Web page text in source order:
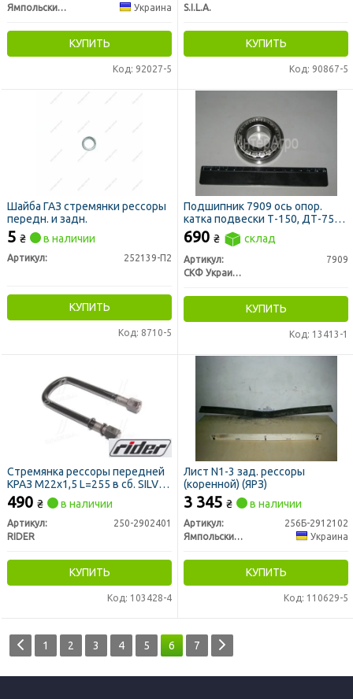
Ямпольский рессорный завод
Украина
КУПИТЬ
Код: 92027-5
S.I.L.A.
КУПИТЬ
Код: 90867-5
Шайба ГАЗ стремянки рессоры
передн. и задн.
5 ₴ в наличии
Артикул: 252139-П2
КУПИТЬ
Код: 8710-5
Подшипник 7909 ось опор.
катка подвески Т-150, ДТ-75
(LBP-SKF)
690 ₴ склад
Артикул:
7909
СКФ Украина
КУПИТЬ
Код: 13413-1
Стремянка рессоры передней
КРАЗ М22х1,5 L=255 в сб. SILVER
(RIDER)
490 ₴ в наличии
Артикул:
250-2902401
RIDER
КУПИТЬ
Код: 103428-4
Лист N1-3 зад. рессоры
(коренной) (ЯРЗ)
3 345 ₴ в наличии
Артикул:
256Б-2912102
Ямпольский рессорный завод
Украина
КУПИТЬ
Код: 110629-5
1 2 3 4 5 6 7